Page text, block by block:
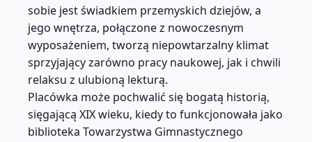
sobie jest świadkiem przemyskich dziejów, a
jego wnętrza, połączone z nowoczesnym
wyposażeniem, tworzą niepowtarzalny klimat
sprzyjający zarówno pracy naukowej, jak i chwili
relaksu z ulubioną lekturą.
Placówka może pochwalić się bogatą historią,
sięgającą XIX wieku, kiedy to funkcjonowała jako
biblioteka Towarzystwa Gimnastycznego